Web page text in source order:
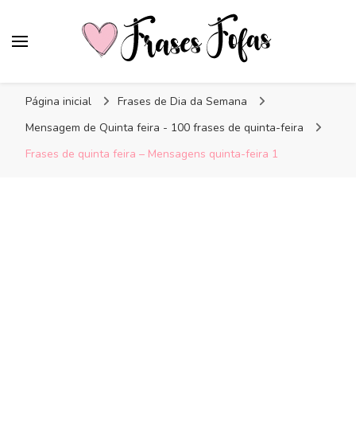
Página inicial
Frases de Dia da Semana
Mensagem de Quinta feira - 100 frases de quinta-feira
Frases de quinta feira – Mensagens quinta-feira 1